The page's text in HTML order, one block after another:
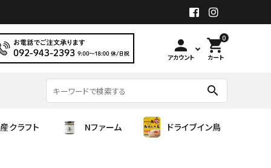
person
アカウント
0
shopping_cart
カート
search
クラフト Nファーム ドライブイン鳥